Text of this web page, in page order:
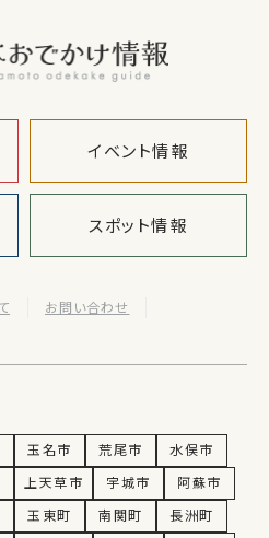
イベント情報
スポット情報
お問い合わせ
玉名市 荒尾市
水俣市
上天草市 宇城市
阿蘇市
玉東町 南関町
長洲町